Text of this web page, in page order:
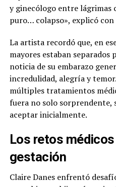
y ginecólogo entre lágrimas
puro… colapso», explicó con
La artista recordó que, en
mayores estaban separados
noticia de su embarazo
incredulidad, alegría y
múltiples tratamientos
fuera no solo
aceptar inicialmente.
Los retos
gestación
Claire Danes enfrentó